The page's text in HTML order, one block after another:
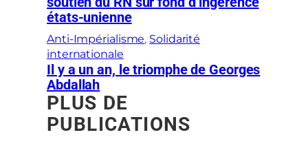
états-unienne
Anti-Impérialisme, Solidarité
internationale
Il y a un an, le triomphe de Georges
Abdallah
PLUS DE
PUBLICATIONS